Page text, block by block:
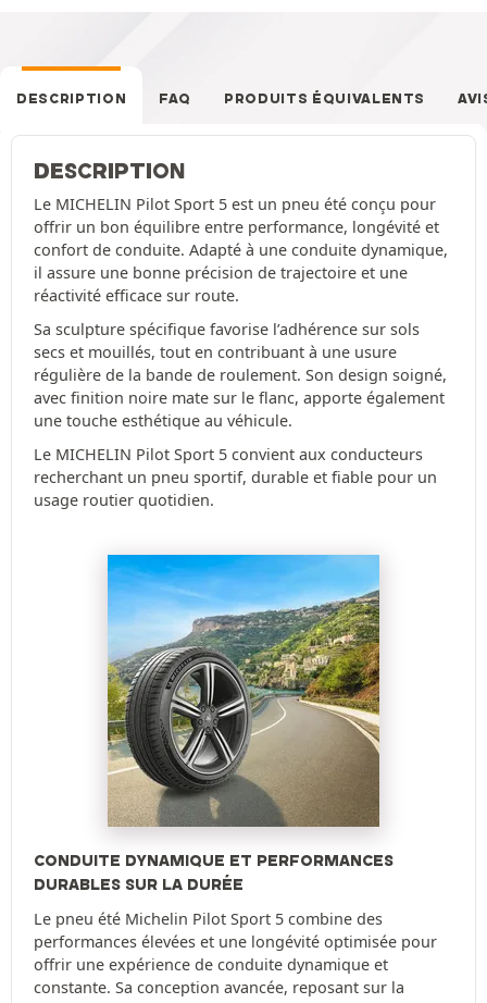
DESCRIPTION FAQ PRODUITS ÉQUIVALENTS
DESCRIPTION
Le MICHELIN Pilot Sport 5 est un pneu été conçu pour
offrir un bon équilibre entre performance, longévité et
confort de conduite. Adapté à une conduite dynamique,
il assure une bonne précision de trajectoire et une
réactivité efficace sur route.
Sa sculpture spécifique favorise l’adhérence sur sols
secs et mouillés, tout en contribuant à une usure
régulière de la bande de roulement. Son design soigné,
avec finition noire mate sur le flanc, apporte également
une touche esthétique au véhicule.
Le MICHELIN Pilot Sport 5 convient aux conducteurs
recherchant un pneu sportif, durable et fiable pour un
usage routier quotidien.
CONDUITE DYNAMIQUE ET PERFORMANCES
DURABLES SUR LA DURÉE
Le pneu été Michelin Pilot Sport 5 combine des
performances élevées et une longévité optimisée pour
offrir une expérience de conduite dynamique et
constante. Sa conception avancée, reposant sur la